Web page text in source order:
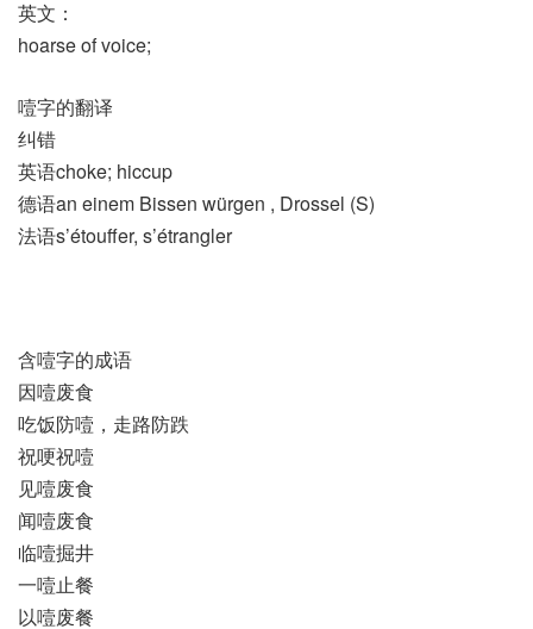
英文：
hoarse of voice;
噎字的翻译
纠错
英语choke; hiccup
德语an einem Bissen würgen , Drossel (S)
法语s’étouffer, s’étrangler
含噎字的成语
因噎废食
吃饭防噎，走路防跌
祝哽祝噎
见噎废食
闻噎废食
临噎掘井
一噎止餐
以噎废餐